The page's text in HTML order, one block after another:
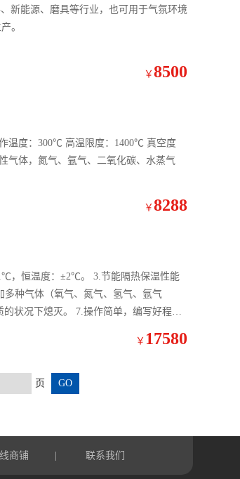
新能源、磨具等行业，也可用于气氛环境
。
￥ 8500
温度：300℃ 高温限度：1400℃ 真空度
气体，氮气、氩气、二氧化碳、水蒸气
￥ 8288
，恒温度：±2℃。 3.节能隔热保温性能
种气体（氧气、氮气、氢气、氩气
状况下熄灭。 7.操作简单，编写好程序
￥ 17580
页
商铺 联系我们